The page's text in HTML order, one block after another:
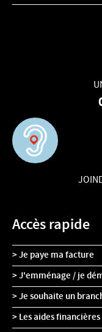
Accès rapide
Je paye ma facture
J'emménage / je
Je souhaite un
Les aides financières